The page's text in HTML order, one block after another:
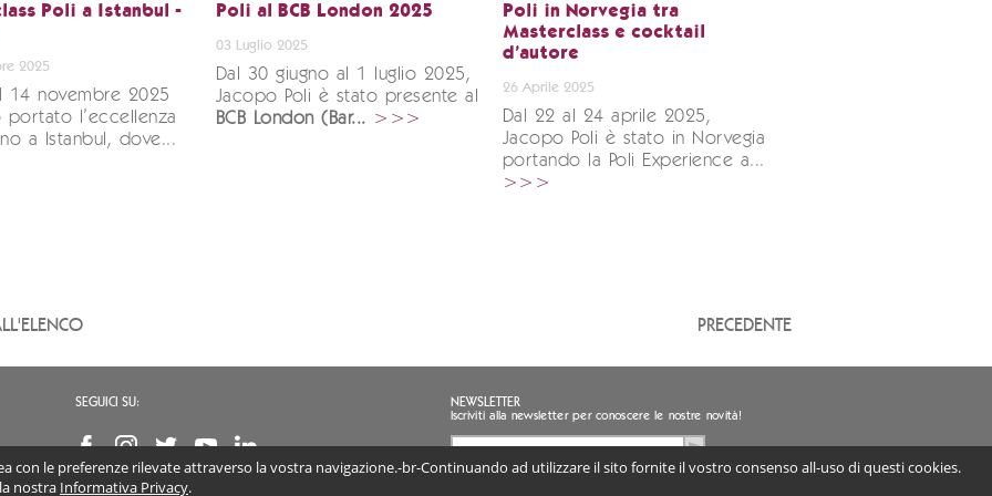
Poli a Istanbul -
2025
14 novembre 2025
portato l’eccellenza
a Istanbul, dove...
Poli al BCB London 2025
03 Luglio 2025
Dal 30 giugno al 1 luglio 2025,
Jacopo Poli è stato presente al
BCB London (Bar... >>>
Poli in Norvegia tra
Masterclass e cocktail
d'autore
26 Aprile 2025
Dal 22 al 24 aprile 2025,
Jacopo Poli è stato in Norvegia
portando la Poli Experience a...
>>>
PRECEDENTE
SEGUICI SU: NEWSLETTER
Iscriviti alla newsletter per conoscere le nostre novità!
Acconsento al trattamento dei miei dati personali
le preferenze rilevate attraverso la vostra navigazione.-br-Continuando ad utilizzare il sito fornite il vostro consenso all-uso di questi cookies.
nostra Informativa Privacy.